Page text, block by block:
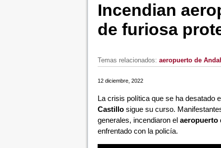
Incendian
de furiosa
Temas relacionados: aeropuerto de
12 diciembre, 2022
La crisis política que se ha desatado
Castillosigue su curso.
generales, incendiaron elaeropuerto
enfrentado con la policía.